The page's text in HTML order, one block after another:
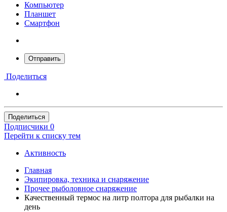
Компьютер
Планшет
Смартфон
Отправить
Поделиться
Поделиться
Подписчики 0
Перейти к списку тем
Активность
Главная
Экипировка, техника и снаряжение
Прочее рыболовное снаряжение
Качественный термос на литр полтора для рыбалки на
день